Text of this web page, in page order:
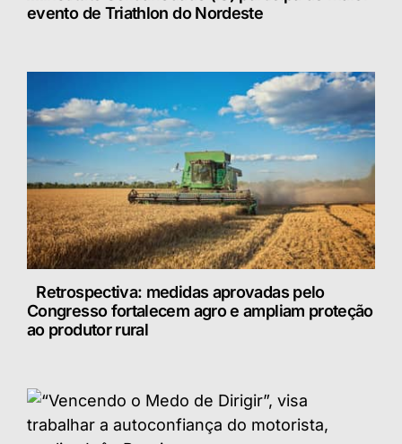
evento de Triathlon do Nordeste
Retrospectiva: medidas aprovadas pelo
Congresso fortalecem agro e ampliam proteção
ao produtor rural